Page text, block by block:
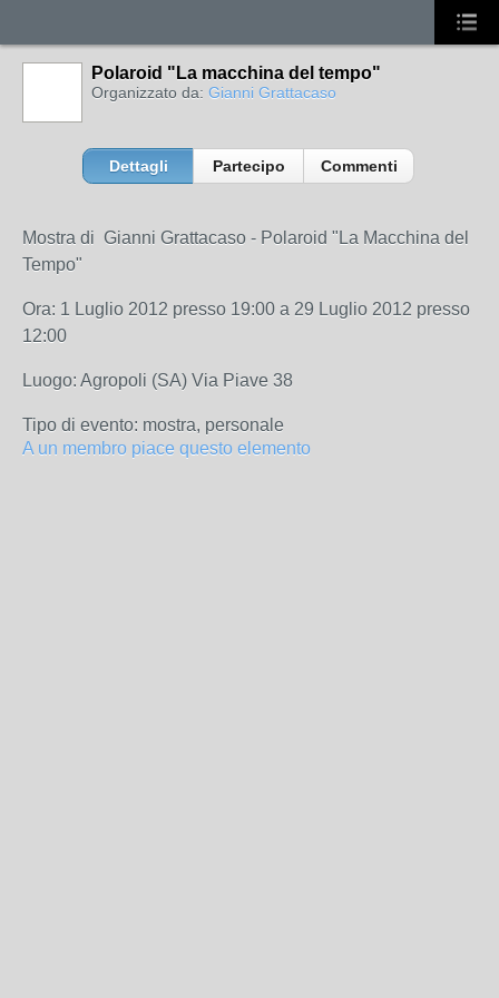
Polaroid "La macchina del tempo"
Organizzato da: Gianni Grattacaso
Dettagli Partecipo Commenti
Mostra di Gianni Grattacaso - Polaroid "La Macchina del
Tempo"
Ora: 1 Luglio 2012 presso 19:00 a 29 Luglio 2012 presso
12:00
Luogo: Agropoli (SA) Via Piave 38
Tipo di evento: mostra, personale
A un membro piace questo elemento